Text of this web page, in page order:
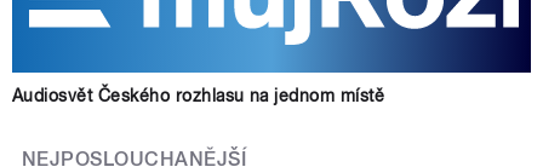
Audiosvět Českého rozhlasu na jednom místě
NEJPOSLOUCHANĚJŠÍ